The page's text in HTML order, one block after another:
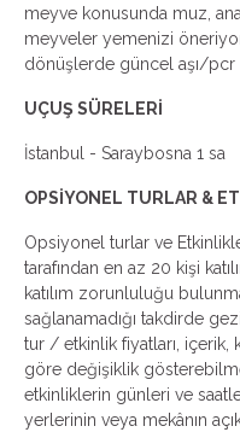
meyve konusunda muz,
meyveler yemenizi
dönüşlerde güncel aşı/pcr
UÇUŞ SÜRELERİ
İstanbul - Saraybosna 1 sa
OPSİYONEL TURLAR &
Opsiyonel turlar ve
tarafından en az 20 kişi
katılım zorunluluğu
sağlanamadığı takdirde
tur / etkinlik fiyatları, içerik,
göre değişiklik
etkinliklerin günleri ve
yerlerinin veya mekânın